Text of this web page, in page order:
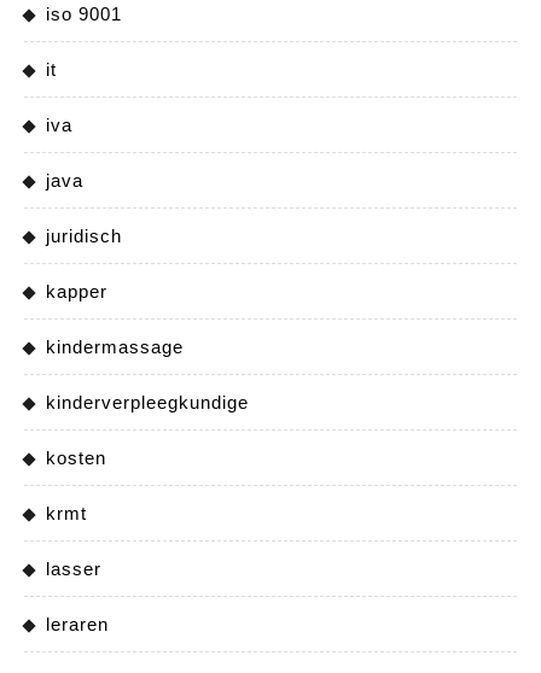
iso 9001
it
iva
java
juridisch
kapper
kindermassage
kinderverpleegkundige
kosten
krmt
lasser
leraren